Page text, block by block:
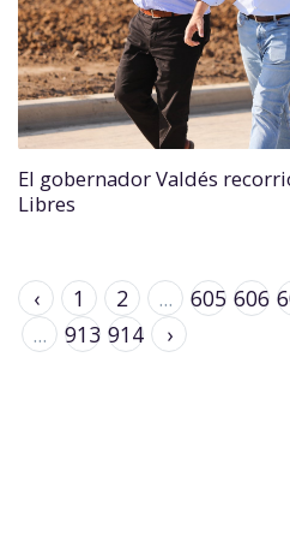
El gobernador Valdés
Libres
‹ 1 2 ... 605 606
...
913 914 ›